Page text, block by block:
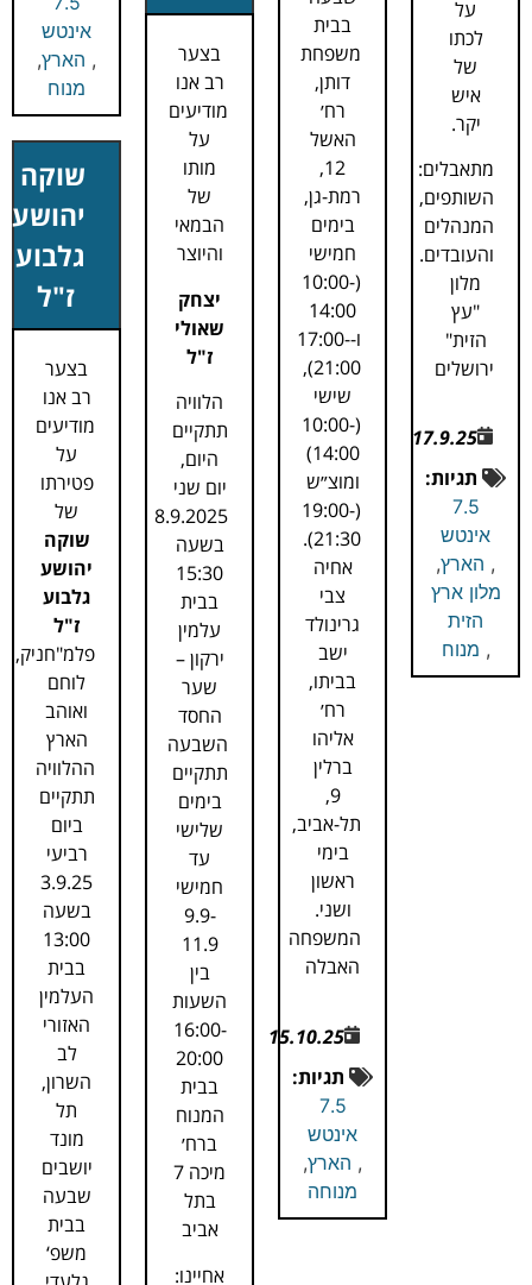
אינטש
, הארץ,
מנוח
בבית
משפחת
דותן,
רח׳
האשל
12,
רמת-גן,
בימים
חמישי
(10:00-
14:00
ו-17:00-
21:00),
שישי
(10:00-
14:00)
ומוצ״ש
(19:00-
21:30).
אחיה
צבי
גרינולד
ישב
בביתו,
רח׳
אליהו
ברלין
9,
תל-אביב,
בימי
ראשון
ושני.
המשפחה
האבלה
15.10.25
תגיות:
7.5
אינטש
, הארץ,
מנוחה
על
לכתו
של
איש
יקר.
מתאבלים:
השותפים,
המנהלים
והעובדים.
מלון
"עץ
הזית"
ירושלים
17.9.25
תגיות:
7.5
אינטש
, הארץ,
מלון ארץ
הזית
, מנוח
בצער
רב אנו
מודיעים
על
מותו
של
הבמאי
והיוצר
יצחק
שאולי
ז"ל
הלוויה
תתקיים
היום,
יום שני
8.9.2025
בשעה
15:30
בבית
עלמין
ירקון –
שער
החסד
השבעה
תתקיים
בימים
שלישי
עד
חמישי
9.9-
11.9
בין
השעות
16:00-
20:00
בבית
המנוח
ברח׳
מיכה 7
בתל
אביב
אחיינו:
שוקה
יהושע
גלבוע
ז"ל
בצער
רב אנו
מודיעים
על
פטירתו
של
שוקה
יהושע
גלבוע
ז"ל
פלמ"חניק,
לוחם
ואוהב
הארץ
ההלוויה
תתקיים
ביום
רביעי
3.9.25
בשעה
13:00
בבית
העלמין
האזורי
לב
השרון,
תל
מונד
יושבים
שבעה
בבית
משפ‘